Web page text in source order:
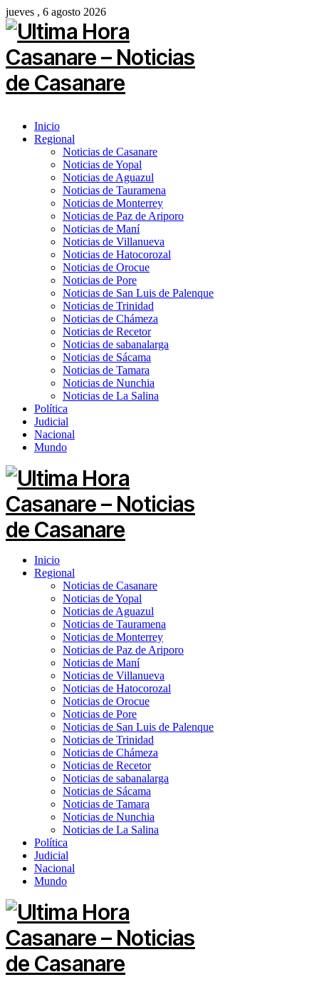
jueves , 6 agosto 2026
Inicio
Regional
Noticias de Casanare
Noticias de Yopal
Noticias de Aguazul
Noticias de Tauramena
Noticias de Monterrey
Noticias de Paz de Ariporo
Noticias de Maní
Noticias de Villanueva
Noticias de Hatocorozal
Noticias de Orocue
Noticias de Pore
Noticias de San Luis de Palenque
Noticias de Trinidad
Noticias de Chámeza
Noticias de Recetor
Noticias de sabanalarga
Noticias de Sácama
Noticias de Tamara
Noticias de Nunchia
Noticias de La Salina
Política
Judicial
Nacional
Mundo
Inicio
Regional
Noticias de Casanare
Noticias de Yopal
Noticias de Aguazul
Noticias de Tauramena
Noticias de Monterrey
Noticias de Paz de Ariporo
Noticias de Maní
Noticias de Villanueva
Noticias de Hatocorozal
Noticias de Orocue
Noticias de Pore
Noticias de San Luis de Palenque
Noticias de Trinidad
Noticias de Chámeza
Noticias de Recetor
Noticias de sabanalarga
Noticias de Sácama
Noticias de Tamara
Noticias de Nunchia
Noticias de La Salina
Política
Judicial
Nacional
Mundo